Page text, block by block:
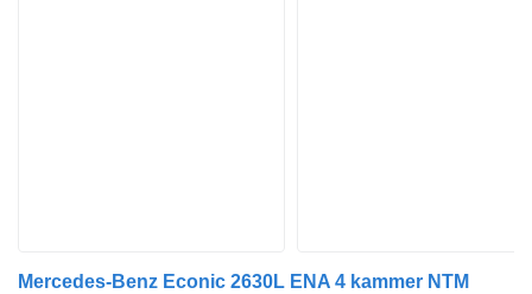
Mercedes-Benz Econic 2630L ENA 4 kammer NTM